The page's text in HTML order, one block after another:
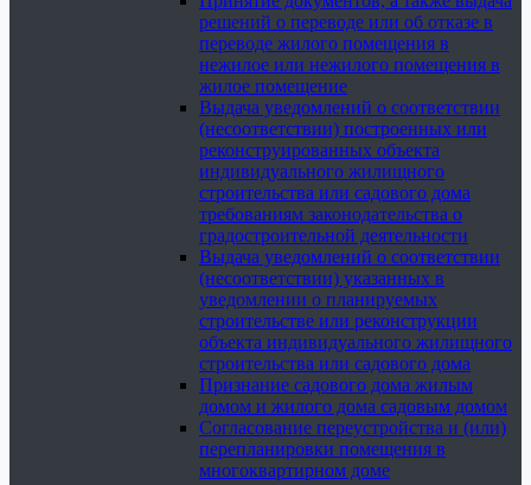
решений о переводе или об отказе в
переводе жилого помещения в
нежилое или нежилого помещения в
жилое помещение
Выдача уведомлений о соответствии
(несоответствии) построенных или
реконструированных объекта
индивидуального жилищного
строительства или садового дома
требованиям законодательства о
градостроительной деятельности
Выдача уведомлений о соответствии
(несоответствии) указанных в
уведомлении о планируемых
строительстве или реконструкции
объекта индивидуального жилищного
строительства или садового дома
Признание садового дома жилым
домом и жилого дома садовым домом
Согласование переустройства и (или)
перепланировки помещения в
многоквартирном доме